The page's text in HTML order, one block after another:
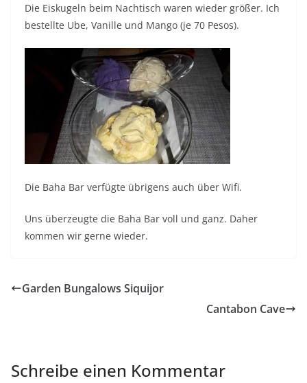
Die Eiskugeln beim Nachtisch waren wieder größer. Ich
bestellte Ube, Vanille und Mango (je 70 Pesos).
Die Baha Bar verfügte übrigens auch über Wifi.
Uns überzeugte die Baha Bar voll und ganz. Daher
kommen wir gerne wieder.
Garden Bungalows Siquijor
Cantabon Cave
Schreibe einen Kommentar